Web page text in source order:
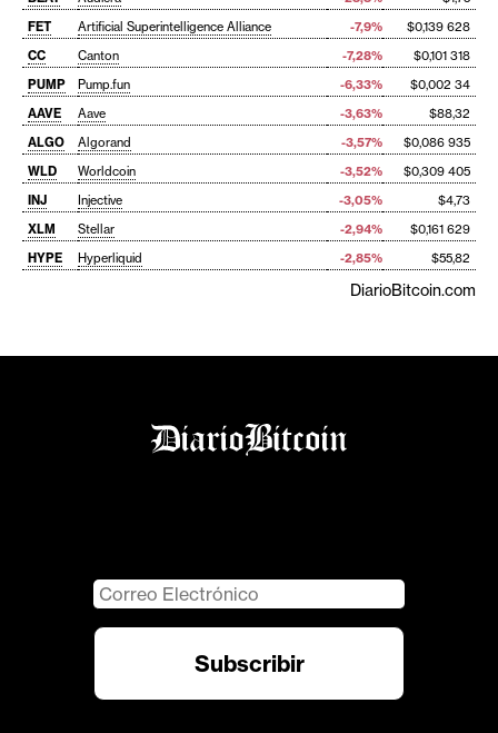
FET
Artificial Superintelligence Alliance -7,9%
$0,139 628
CC
Canton -7,28%
$0,101 318
PUMP
Pump.fun -6,33%
$0,002 34
AAVE
Aave -3,63%
$88,32
ALGO
Algorand -3,57%
$0,086 935
WLD
Worldcoin -3,52%
$0,309 405
INJ
Injective -3,05%
$4,73
XLM
Stellar -2,94%
$0,161 629
HYPE
Hyperliquid -2,85% $55,82
DiarioBitcoin.com